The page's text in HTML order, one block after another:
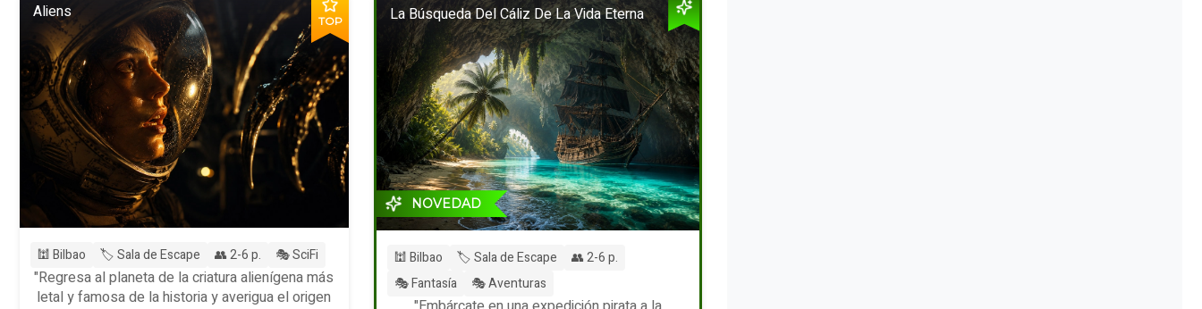
TOP
Aliens
🕍 Bilbao 🏷️ Sala de Escape 👥 2-6 p. 🎭 SciFi
"Regresa al planeta de la criatura alienígena más
letal y famosa de la historia y averigua el origen
La Búsqueda Del Cáliz De La Vida Eterna
NOVEDAD
🕍 Bilbao 🏷️ Sala de Escape
👥 2-6 p.
🎭 Fantasía
🎭 Aventuras